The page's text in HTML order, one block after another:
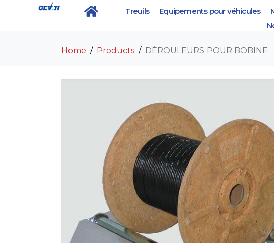
Treuils Equipements pour véhicules
DÉROULEURS POUR
Home Products DÉROULEURS POUR BOBINE